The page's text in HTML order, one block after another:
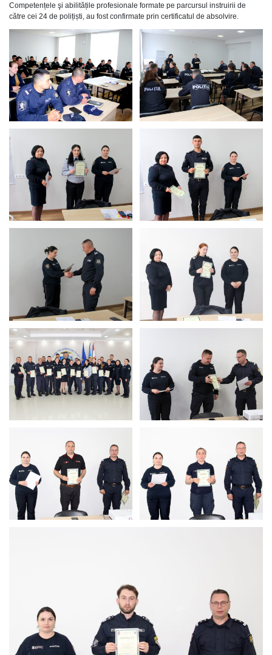
Competențele şi abilitățile profesionale formate pe parcursul instruirii de
către cei 24 de polițiști, au fost confirmate prin certificatul de absolvire.